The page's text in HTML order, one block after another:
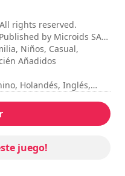
rights reserved.
by Microids SA.
– Licensed through
Niños, Casual,
Añadidos
Holandés, Inglés,
Cooperation, 2
juego!